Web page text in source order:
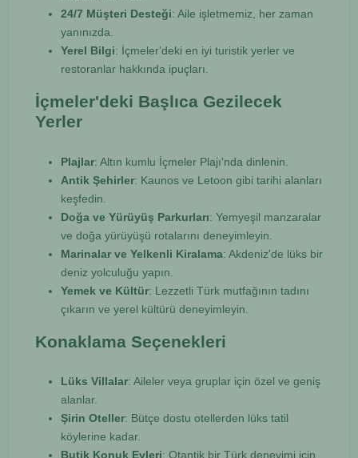
24/7 Müşteri Desteği: Aile işletmemiz, her zaman
yanınızda.
Yerel Bilgi: İçmeler'deki en iyi turistik yerler ve
restoranlar hakkında ipuçları.
İçmeler'deki Başlıca Gezilecek
Yerler
Plajlar: Altın kumlu İçmeler Plajı'nda dinlenin.
Antik Şehirler: Kaunos ve Letoon gibi tarihi alanları
keşfedin.
Doğa ve Yürüyüş Parkurları: Yemyeşil manzaralar
ve doğa yürüyüşü rotalarını deneyimleyin.
Marinalar ve Yelkenli Kiralama: Akdeniz'de lüks bir
deniz yolculuğu yapın.
Yemek ve Kültür: Lezzetli Türk mutfağının tadını
çıkarın ve yerel kültürü deneyimleyin.
Konaklama Seçenekleri
Lüks Villalar: Aileler veya gruplar için özel ve geniş
alanlar.
Şirin Oteller: Bütçe dostu otellerden lüks tatil
köylerine kadar.
Butik Konuk Evleri: Otantik bir Türk deneyimi için